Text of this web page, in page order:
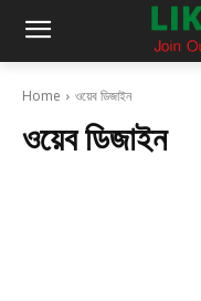
Home ওয়েব ডিজাইন
ওয়েব ডিজাইন